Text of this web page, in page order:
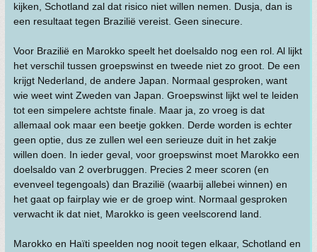
kijken, Schotland zal dat risico niet willen nemen. Dusja, dan is
een resultaat tegen Brazilië vereist. Geen sinecure.
Voor Brazilië en Marokko speelt het doelsaldo nog een rol. Al lijkt
het verschil tussen groepswinst en tweede niet zo groot. De een
krijgt Nederland, de andere Japan. Normaal gesproken, want
wie weet wint Zweden van Japan. Groepswinst lijkt wel te leiden
tot een simpelere achtste finale. Maar ja, zo vroeg is dat
allemaal ook maar een beetje gokken. Derde worden is echter
geen optie, dus ze zullen wel een serieuze duit in het zakje
willen doen. In ieder geval, voor groepswinst moet Marokko een
doelsaldo van 2 overbruggen. Precies 2 meer scoren (en
evenveel tegengoals) dan Brazilië (waarbij allebei winnen) en
het gaat op fairplay wie er de groep wint. Normaal gesproken
verwacht ik dat niet, Marokko is geen veelscorend land.
Marokko en Haïti speelden nog nooit tegen elkaar, Schotland en